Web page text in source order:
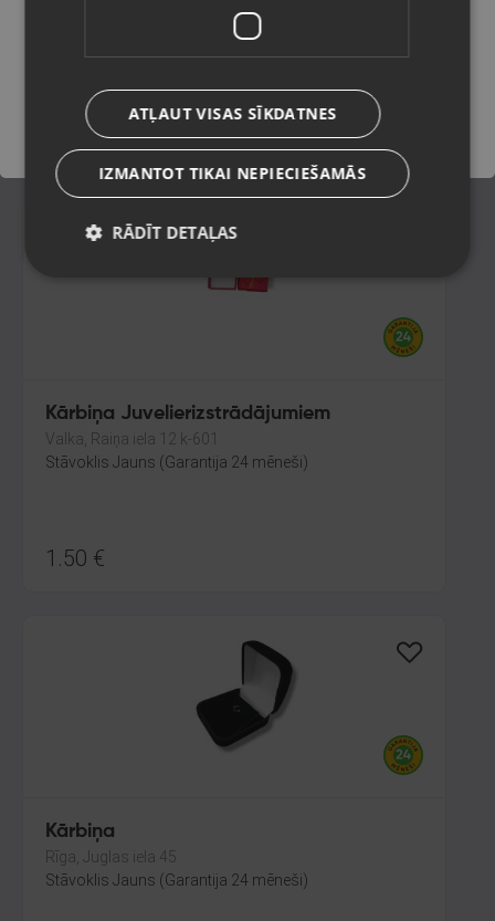
Stāvoklis Jauns (Garantija 24 mēneši)
€
Kārbiņa Juvelierizstrādājumiem
Valka, Raiņa iela 12 k-601
Stāvoklis Jauns (Garantija 24 mēneši)
1.50 €
Kārbiņa
Rīga, Juglas iela 45
Stāvoklis Jauns (Garantija 24 mēneši)
Saglabāt
ATĻAUT VISAS SĪKDATNES
IZMANTOT TIKAI NEPIECIEŠAMĀS
RĀDĪT DETAĻAS